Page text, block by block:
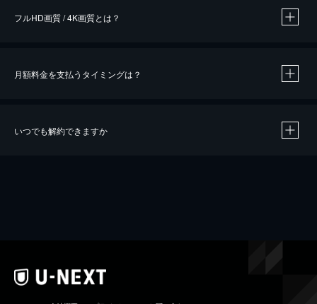
※40％ポイント還元の対象は、クレジットカード決済による作品の購入 / レンタルです。
フルHD画質 / 4K画質とは？
月額料金を支払うタイミングは？
いつでも解約できますか